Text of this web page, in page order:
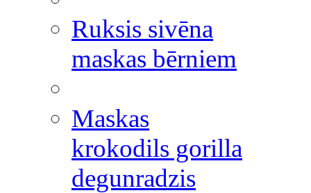
Ruksis sivēna
maskas bērniem
Maskas
krokodils gorilla
degunradzis